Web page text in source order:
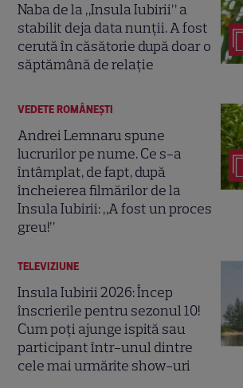
Naba de la „Insula Iubirii” a
stabilit deja data nunții. A fost
cerută în căsătorie după doar o
săptămână de relație
VEDETE ROMÂNEŞTI
Andrei Lemnaru spune
lucrurilor pe nume. Ce s-a
întâmplat, de fapt, după
încheierea filmărilor de la
Insula Iubirii: „A fost un proces
greu!”
TELEVIZIUNE
Insula Iubirii 2026: Încep
înscrierile pentru sezonul 10!
Cum poți ajunge ispită sau
participant într-unul dintre
cele mai urmărite show-uri